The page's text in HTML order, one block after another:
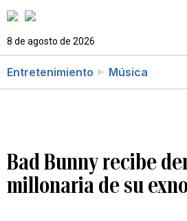
8 de agosto de 2026
Entretenimiento Música
Bad Bunny recibe
millonaria de su